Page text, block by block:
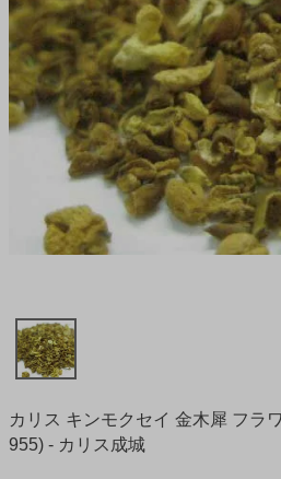
カリス キンモクセイ 金木犀 フラ
955) - カリス成城